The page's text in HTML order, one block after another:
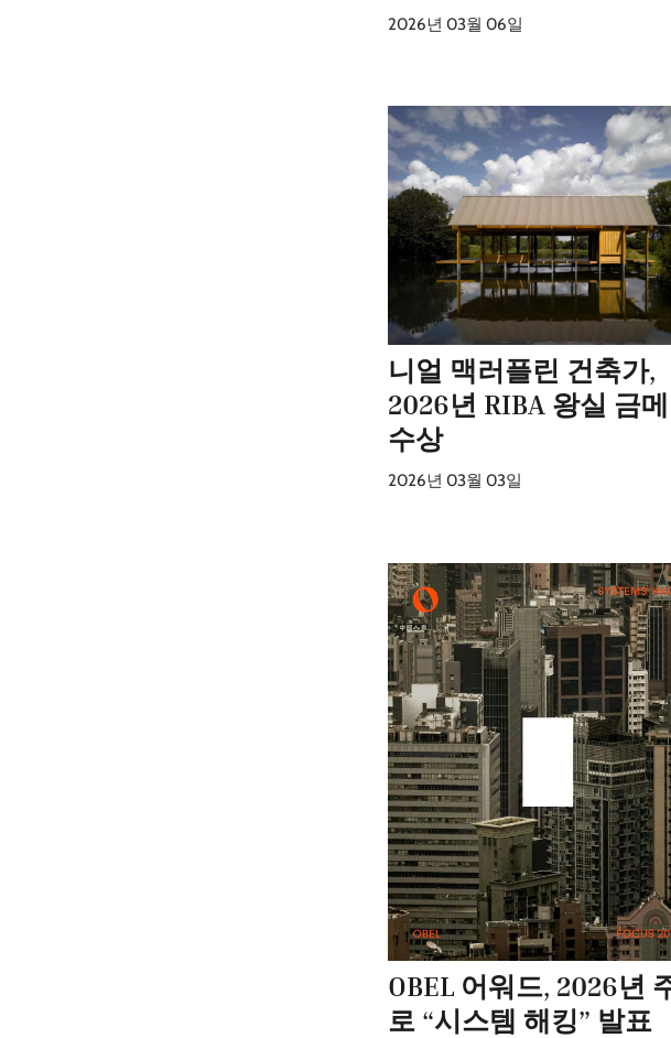
2026년 03월 06일
니얼 맥러플린 건축가,
2026년 RIBA 왕실 금
수상
2026년 03월 03일
OBEL 어워드, 2026년
로 “시스템 해킹” 발표